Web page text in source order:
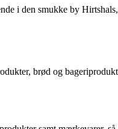
i den smukke by
brød og